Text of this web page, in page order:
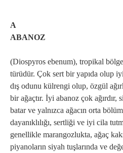
A
ABANOZ
(Diospyros ebenum), tropikal
türüdür. Çok sert bir yapıda olup
dış odunu külrengi olup, özgül
bir ağaçtır. İyi abanoz çok ağırdır,
batar ve yalnızca ağacın orta
dayanıklılığı, sertliği ve iyi cila
genellikle marangozlukta, ağaç
piyanoların siyah tuşlarında ve